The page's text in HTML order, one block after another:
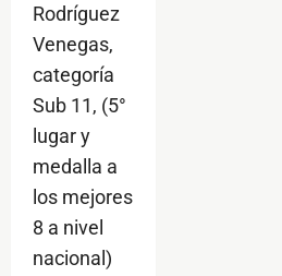
Rodríguez
Venegas,
categoría
Sub 11, (5°
lugar y
medalla a
los mejores
8 a nivel
nacional)